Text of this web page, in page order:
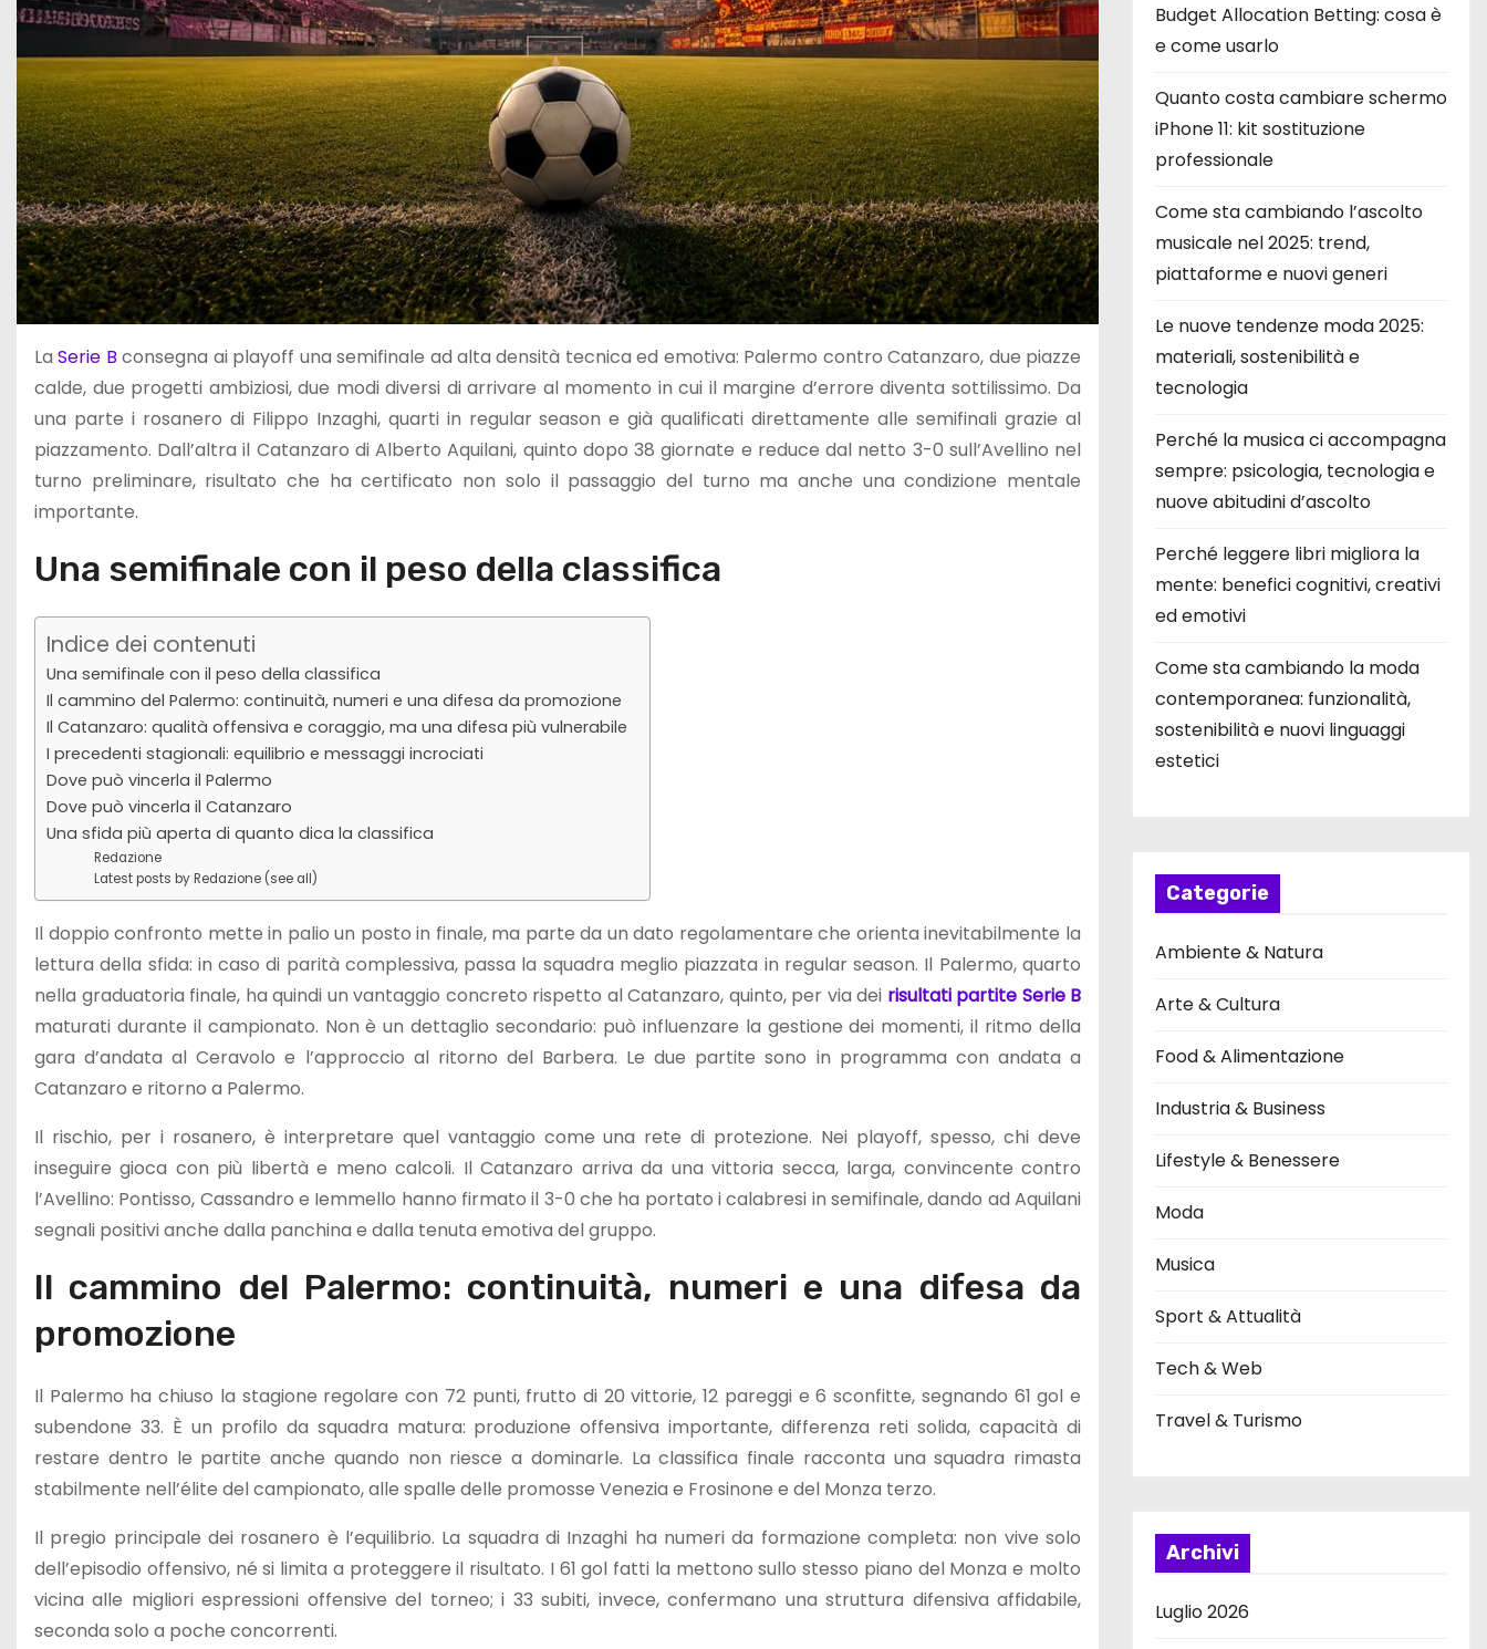
LaSerie B consegna ai playoff una semifinale ad alta densità tecnica ed emotiva: Palermo contro Catanzaro, due piazze
calde, due progetti ambiziosi, due modi diversi di arrivare al momento in cui il margine d’errore diventa sottilissimo. Da
una parte i rosanero di Filippo Inzaghi, quarti in regular season e già qualificati direttamente alle semifinali grazie al
piazzamento. Dall’altra il Catanzaro di Alberto Aquilani, quinto dopo 38 giornate e reduce dal netto 3-0 sull’Avellino nel
turno preliminare, risultato che ha certificato non solo il passaggio del turno ma anche una condizione mentale
importante.
Una semifinale con il peso della classifica
Indice dei contenuti
Una semifinale con il peso della classifica
Il cammino del Palermo: continuità, numeri e una difesa da promozione
Il Catanzaro: qualità offensiva e coraggio, ma una difesa più vulnerabile
I precedenti stagionali: equilibrio e messaggi incrociati
Dove può vincerla il Palermo
Dove può vincerla il Catanzaro
Una sfida più aperta di quanto dica la classifica
Redazione
Latest posts by Redazione (see all)
Il doppio confronto mette in palio un posto in finale, ma parte da un dato regolamentare che orienta inevitabilmente la
lettura della sfida: in caso di parità complessiva, passa la squadra meglio piazzata in regular season. Il Palermo, quarto
nella graduatoria finale, ha quindi un vantaggio concreto rispetto al Catanzaro, quinto, per via dei risultati partite Serie B
maturati durante il campionato. Non è un dettaglio secondario: può influenzare la gestione dei momenti, il ritmo della
gara d’andata al Ceravolo e l’approccio al ritorno del Barbera. Le due partite sono in programma con andata a
Catanzaro e ritorno a Palermo.
Il rischio, per i rosanero, è interpretare quel vantaggio come una rete di protezione. Nei playoff, spesso, chi deve
inseguire gioca con più libertà e meno calcoli. Il Catanzaro arriva da una vittoria secca, larga, convincente contro
l’Avellino: Pontisso, Cassandro e Iemmello hanno firmato il 3-0 che ha portato i calabresi in semifinale, dando ad Aquilani
segnali positivi anche dalla panchina e dalla tenuta emotiva del gruppo.
Il cammino del Palermo: continuità, numeri e una difesa da
promozione
Il Palermo ha chiuso la stagione regolare con 72 punti, frutto di 20 vittorie, 12 pareggi e 6 sconfitte, segnando 61 gol e
subendone 33. È un profilo da squadra matura: produzione offensiva importante, differenza reti solida, capacità di
restare dentro le partite anche quando non riesce a dominarle. La classifica finale racconta una squadra rimasta
stabilmente nell’élite del campionato, alle spalle delle promosse Venezia e Frosinone e del Monza terzo.
Il pregio principale dei rosanero è l’equilibrio. La squadra di Inzaghi ha numeri da formazione completa: non vive solo
dell’episodio offensivo, né si limita a proteggere il risultato. I 61 gol fatti la mettono sullo stesso piano del Monza e molto
vicina alle migliori espressioni offensive del torneo; i 33 subiti, invece, confermano una struttura difensiva affidabile,
seconda solo a poche concorrenti.
Budget Allocation Betting: cosa è
e come usarlo
Quanto costa cambiare schermo
iPhone 11: kit sostituzione
professionale
Come sta cambiando l’ascolto
musicale nel 2025: trend,
piattaforme e nuovi generi
Le nuove tendenze moda 2025:
materiali, sostenibilità e
tecnologia
Perché la musica ci accompagna
sempre: psicologia, tecnologia e
nuove abitudini d’ascolto
Perché leggere libri migliora la
mente: benefici cognitivi, creativi
ed emotivi
Come sta cambiando la moda
contemporanea: funzionalità,
sostenibilità e nuovi linguaggi
estetici
Categorie
Ambiente & Natura
Arte & Cultura
Food & Alimentazione
Industria & Business
Lifestyle & Benessere
Moda
Musica
Sport & Attualità
Tech & Web
Travel & Turismo
Archivi
Luglio 2026